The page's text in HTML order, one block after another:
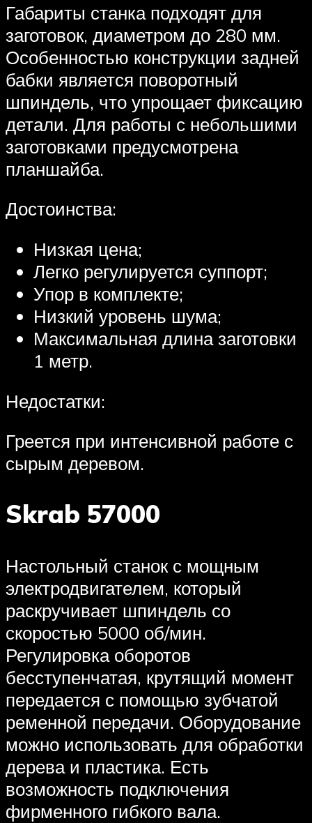
Габариты станка подходят для
заготовок, диаметром до 280 мм.
Особенностью конструкции задней
бабки является поворотный
шпиндель, что упрощает фиксацию
детали. Для работы с небольшими
заготовками предусмотрена
планшайба.
Достоинства:
Низкая цена;
Легко регулируется суппорт;
Упор в комплекте;
Низкий уровень шума;
Максимальная длина заготовки
1 метр.
Недостатки:
Греется при интенсивной работе с
сырым деревом.
Skrab 57000
Настольный станок с мощным
электродвигателем, который
раскручивает шпиндель со
скоростью 5000 об/мин.
Регулировка оборотов
бесступенчатая, крутящий момент
передается с помощью зубчатой
ременной передачи. Оборудование
можно использовать для обработки
дерева и пластика. Есть
возможность подключения
фирменного гибкого вала.